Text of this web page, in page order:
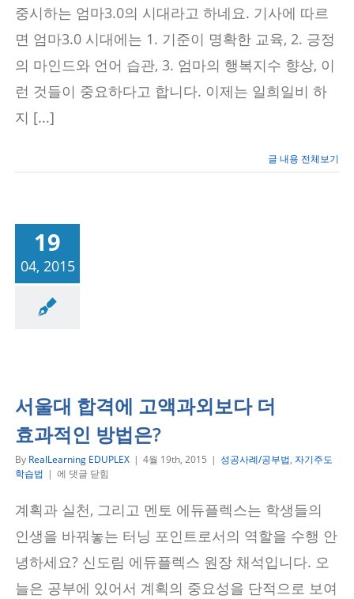
중시하는 엄마3.0의 시대라고 하네요. 기사에 따르
면 엄마3.0 시대에는 1. 기준이 명확한 교육, 2. 긍정
의 마인드와 언어 습관, 3. 엄마의 행복지수 향상, 이
런 것들이 중요하다고 합니다. 이제는 일희일비 하
지 [...]
글 내용 전체보기
19
04, 2015
자기주도학
서울대 합격에 고액과외보다 더
효과적인 방법은?
By RealLearning EDUPLEX | 4월 19th, 2015 | 성공사례/공부법, 자기주도
학습법 | 서
합
격
에
고
액
과
에 댓글 닫힘
계획과 실천, 그리고 멘토 에듀플렉스는 학생들의
인생을 바꿔놓는 터닝 포인트로서의 역할을 수행 안
녕하세요? 신도림 에듀플렉스 원장 채석입니다. 오
늘은 공부에 있어서 계획의 중요성을 단적으로 보여